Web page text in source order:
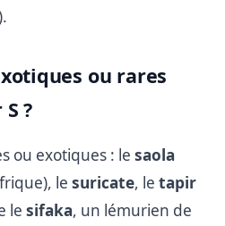
ou rares
?
ou exotiques : le saola
le suricate, le tapir
le sifaka, un lémurien de